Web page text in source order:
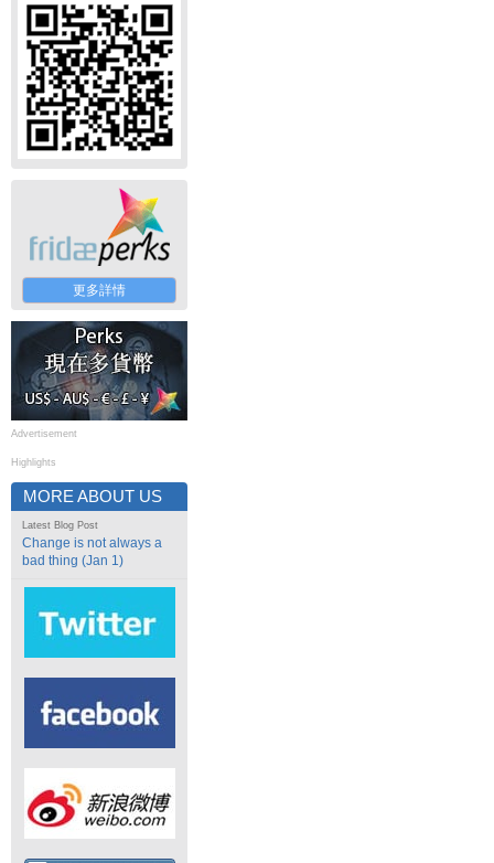
更多詳情
Advertisement
Highlights
MORE ABOUT US
Latest Blog Post
Change is not always a
bad thing (Jan 1)